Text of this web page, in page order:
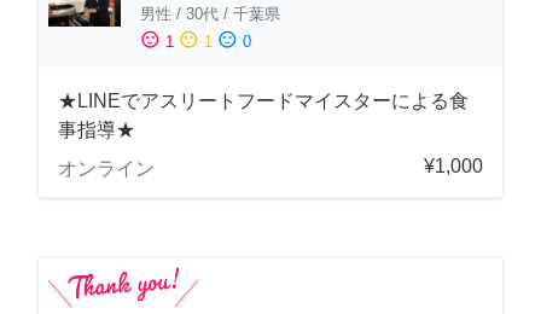
男性 / 30代 / 千葉県
sentiment_satisfied 1 sentiment_neutral 1 sentiment_dissatisfied 0
★LINEでアスリートフードマイスターによる食
事指導★
オンライン
¥1,000